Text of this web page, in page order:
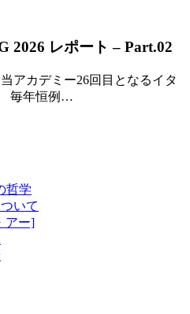
2026 レポート – Part.02
アカデミー26回目となるイタ
毎年恒例…
哲学
いて
アー]